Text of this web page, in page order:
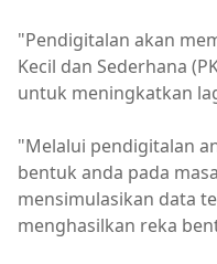
"Pendigitalan akan
Kecil dan Sederhana
untuk meningkatkan
"Melalui pendigitalan
bentuk anda pada
mensimulasikan data
menghasilkan reka